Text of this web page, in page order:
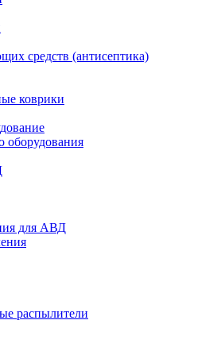
средств (антисептика)
коврики
оборудования
для АВД
распылители